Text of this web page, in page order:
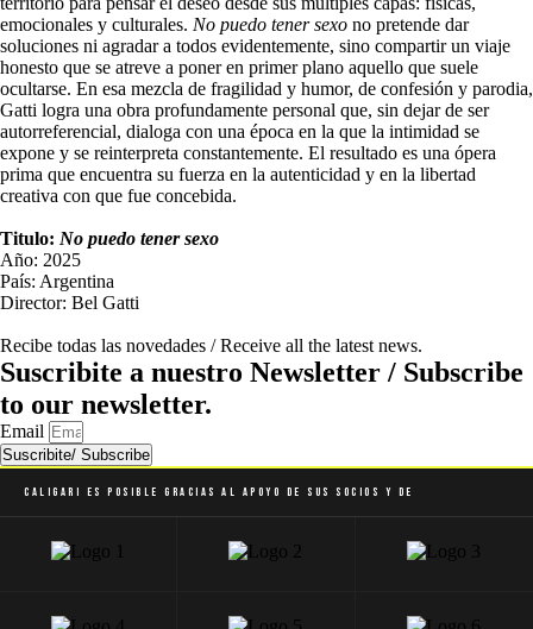
emocionales y culturales. No puedo tener sexo no pretende dar
soluciones ni agradar a todos evidentemente, sino compartir un viaje
honesto que se atreve a poner en primer plano aquello que suele
ocultarse. En esa mezcla de fragilidad y humor, de confesión y parodia,
Gatti logra una obra profundamente personal que, sin dejar de ser
autorreferencial, dialoga con una época en la que la intimidad se
expone y se reinterpreta constantemente. El resultado es una ópera
prima que encuentra su fuerza en la autenticidad y en la libertad
creativa con que fue concebida.
Titulo: No puedo tener sexo
Año: 2025
País: Argentina
Director: Bel Gatti
Recibe todas las novedades / Receive all the latest news.
Suscribite a nuestro Newsletter / Subscribe
to our newsletter.
Email
Suscribite/ Subscribe
Caligari es posible gracias al apoyo de sus socios y de